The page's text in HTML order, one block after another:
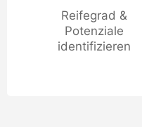
Reifegrad &
Potenziale
identifizieren